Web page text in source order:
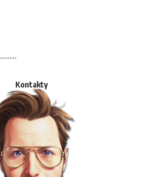
Kontakty